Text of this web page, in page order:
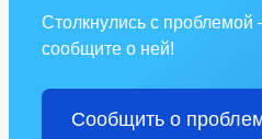
Столкнулись с
сообщите о ней!
Сообщить о